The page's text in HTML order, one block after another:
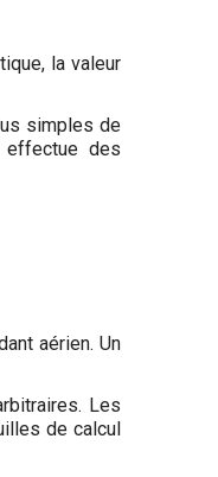
la valeur
simples de
effectue des
aérien. Un
Les
de calcul